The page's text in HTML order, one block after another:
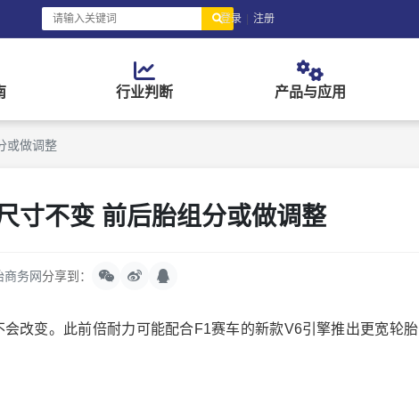
登录 | 注册
行业判断 产品与应用
或做调整
寸不变 前后胎组分或做调整
商务网分享到：
变。此前倍耐力可能配合F1赛车的新款V6引擎推出更宽轮胎